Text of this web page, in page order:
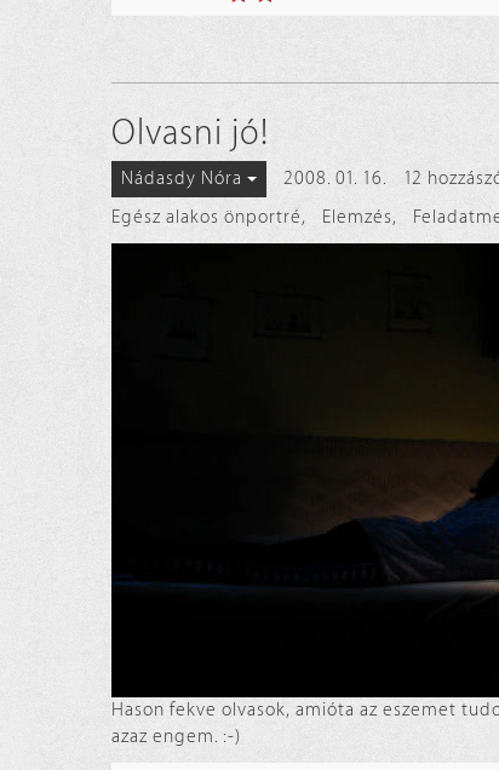
Olvasni jó!
Nádasdy Nóra 2008. 01. 16.
12
Egész alakos önportré, Elemzés,
Hason fekve olvasok, amióta az eszemet
azaz engem. :-)